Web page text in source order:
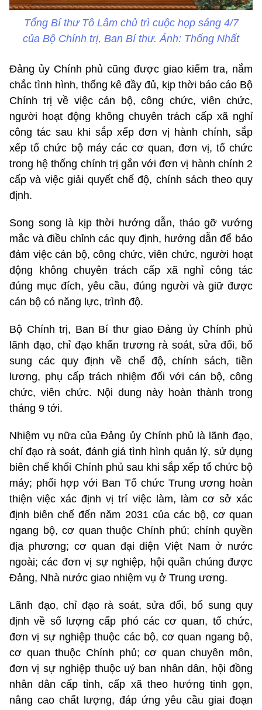
Tổng Bí thư Tô Lâm chủ trì cuộc họp sáng 4/7
của Bộ Chính trị, Ban Bí thư. Ảnh: Thống Nhất
Đảng ủy Chính phủ cũng được giao kiểm tra, nắm
chắc tình hình, thống kê đầy đủ, kịp thời báo cáo Bộ
Chính trị về việc cán bộ, công chức, viên chức,
người hoạt động không chuyên trách cấp xã nghỉ
công tác sau khi sắp xếp đơn vị hành chính, sắp
xếp tổ chức bộ máy các cơ quan, đơn vị, tổ chức
trong hệ thống chính trị gắn với đơn vị hành chính 2
cấp và việc giải quyết chế độ, chính sách theo quy
định.
Song song là kịp thời hướng dẫn, tháo gỡ vướng
mắc và điều chỉnh các quy định, hướng dẫn để bảo
đảm việc cán bộ, công chức, viên chức, người hoạt
động không chuyên trách cấp xã nghỉ công tác
đúng mục đích, yêu cầu, đúng người và giữ được
cán bộ có năng lực, trình độ.
Bộ Chính trị, Ban Bí thư giao Đảng ủy Chính phủ
lãnh đạo, chỉ đạo khẩn trương rà soát, sửa đổi, bổ
sung các quy định về chế độ, chính sách, tiền
lương, phụ cấp trách nhiệm đối với cán bộ, công
chức, viên chức. Nội dung này hoàn thành trong
tháng 9 tới.
Nhiệm vụ nữa của Đảng ủy Chính phủ là lãnh đạo,
chỉ đạo rà soát, đánh giá tình hình quản lý, sử dụng
biên chế khối Chính phủ sau khi sắp xếp tổ chức bộ
máy; phối hợp với Ban Tổ chức Trung ương hoàn
thiện việc xác định vị trí việc làm, làm cơ sở xác
định biên chế đến năm 2031 của các bộ, cơ quan
ngang bộ, cơ quan thuộc Chính phủ; chính quyền
địa phương; cơ quan đại diện Việt Nam ở nước
ngoài; các đơn vị sự nghiệp, hội quần chúng được
Đảng, Nhà nước giao nhiệm vụ ở Trung ương.
Lãnh đạo, chỉ đạo rà soát, sửa đổi, bổ sung quy
định về số lượng cấp phó các cơ quan, tổ chức,
đơn vị sự nghiệp thuộc các bộ, cơ quan ngang bộ,
cơ quan thuộc Chính phủ; cơ quan chuyên môn,
đơn vị sự nghiệp thuộc uỷ ban nhân dân, hội đồng
nhân dân cấp tỉnh, cấp xã theo hướng tinh gọn,
nâng cao chất lượng, đáp ứng yêu cầu giai đoạn